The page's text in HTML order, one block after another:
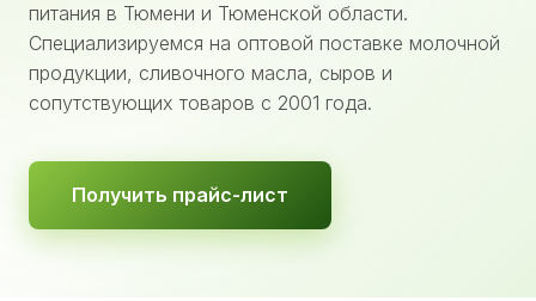
питания в Тюмени и Тюменской области.
Специализируемся на оптовой поставке молочной
продукции, сливочного масла, сыров и
сопутствующих товаров с 2001 года.
Получить прайс-лист